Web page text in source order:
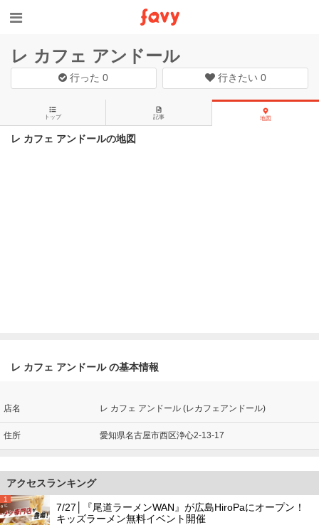
レ カフェ アンドール
行った0 行きたい 0
トップ 記事 地図
レ カフェ アンドールの地図
レ カフェ アンドール の基本情報
店名 レ カフェ アンドール (レカフェアンドール)
住所 愛知県名古屋市西区浄心2-13-17
アクセスランキング
1
7/27│『尾道ラーメンWAN』が広島HiroPaにオープン！
キッズラーメン無料イベント開催